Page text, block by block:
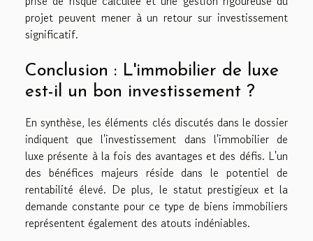
projet peuvent mener à un retour sur investissement
significatif.
Conclusion : L'immobilier de luxe
est-il un bon investissement ?
En synthèse, les éléments clés discutés dans le dossier
indiquent que l'investissement dans l'immobilier de
luxe présente à la fois des avantages et des défis. L'un
des bénéfices majeurs réside dans le potentiel de
rentabilité élevé. De plus, le statut prestigieux et la
demande constante pour ce type de biens immobiliers
représentent également des atouts indéniables.